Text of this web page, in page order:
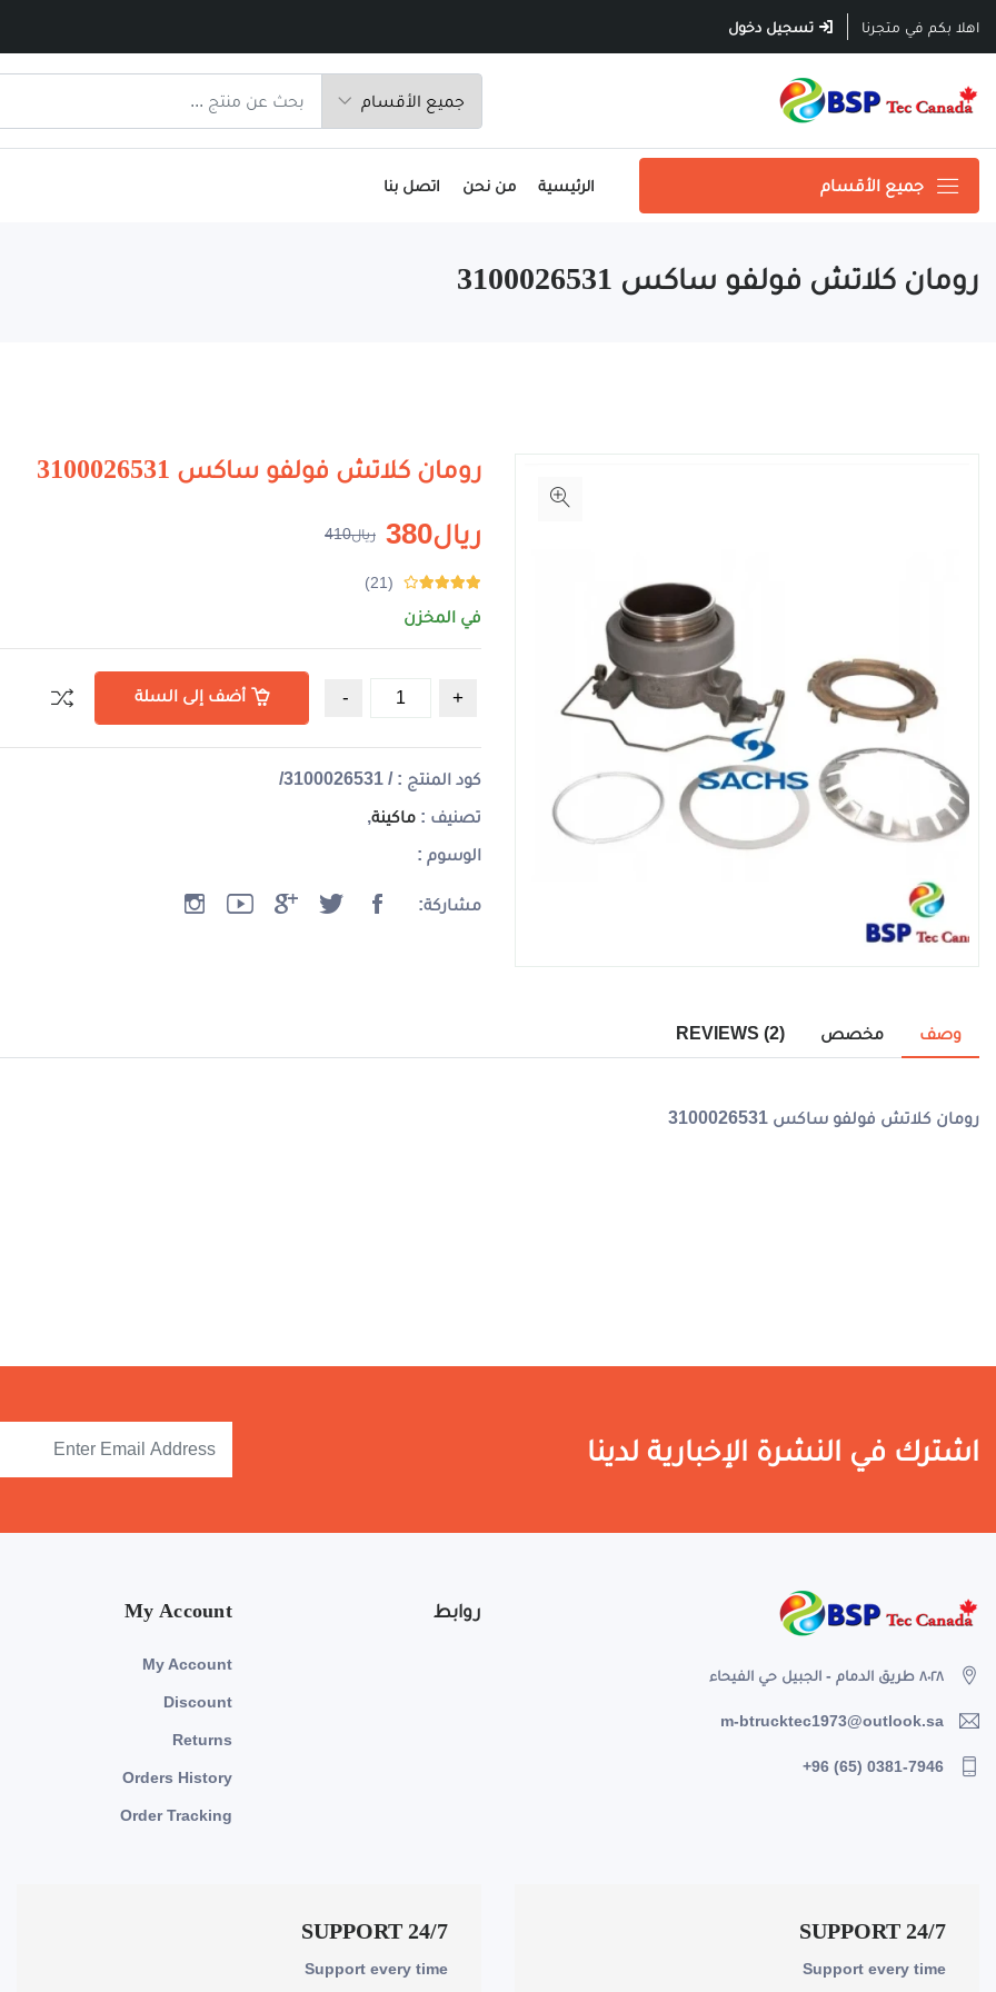
اهلا بكم في متجرنا تسجيل دخول
جميع الأقسام الرئيسية من نحن اتصل بنا
رومان كلاتش فولفو ساكس 3100026531
رومان كلاتش فولفو ساكس 3100026531
ريال380 ريال410
(21)
في المخزن
أضف إلى السلة
كود المنتج : / 3100026531/
تصنيف : ماكينة,
الوسوم :
مشاركة:
وصف مخصص REVIEWS (2)
رومان كلاتش فولفو ساكس 3100026531
اشترك في النشرة الإخبارية لدينا
٨٠٢٨ طريق الدمام - الجبيل حي الفيحاء
m-btrucktec1973@outlook.sa
+96 (65) 0381-7946
روابط My Account
My Account
Discount
Returns
Orders History
Order Tracking
24/7 SUPPORT
Support every time
24/7 SUPPORT
Support every time